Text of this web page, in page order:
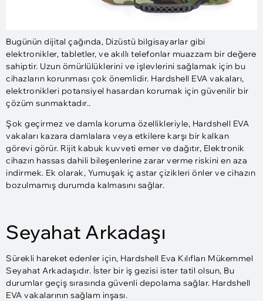
Bugünün dijital çağında, Dizüstü bilgisayarlar gibi
elektronikler, tabletler, ve akıllı telefonlar muazzam bir değere
sahiptir. Uzun ömürlülüklerini ve işlevlerini sağlamak için bu
cihazların korunması çok önemlidir. Hardshell EVA vakaları,
elektronikleri potansiyel hasardan korumak için güvenilir bir
çözüm sunmaktadır..
Şok geçirmez ve damla koruma özellikleriyle, Hardshell EVA
vakaları kazara damlalara veya etkilere karşı bir kalkan
görevi görür. Rijit kabuk kuvveti emer ve dağıtır, Elektronik
cihazın hassas dahili bileşenlerine zarar verme riskini en aza
indirmek. Ek olarak, Yumuşak iç astar çizikleri önler ve cihazın
bozulmamış durumda kalmasını sağlar.
Seyahat Arkadaşı
Sürekli hareket edenler için, Hardshell Eva Kılıfları Mükemmel
Seyahat Arkadaşıdır. İster bir iş gezisi ister tatil olsun, Bu
durumlar geçiş sırasında güvenli depolama sağlar. Hardshell
EVA vakalarının sağlam inşası.